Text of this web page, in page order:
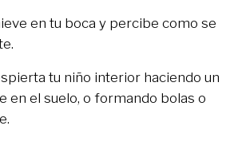
en tu boca y percibe como se
tu niño interior haciendo un
en el suelo, o formando bolas o